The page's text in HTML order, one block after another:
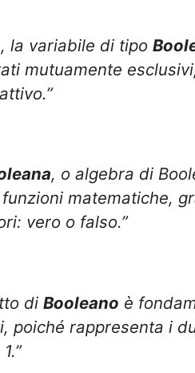
la variabile di tipo
mutuamente
, o algebra di
matematiche,
vero o falso.”
di Booleano è
poiché rappresenta i